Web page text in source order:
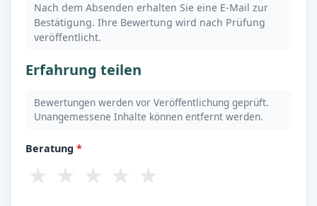
Nach dem Absenden erhalten Sie eine E-Mail zur
Bestätigung. Ihre Bewertung wird nach Prüfung
veröffentlicht.
Erfahrung teilen
Bewertungen werden vor Veröffentlichung geprüft.
Unangemessene Inhalte können entfernt werden.
Beratung*
★ ★ ★ ★ ★